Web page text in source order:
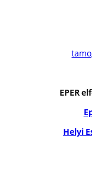
EPER
Helyi